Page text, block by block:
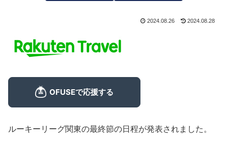
2024.08.26 2024.08.28
ルーキーリーグ関東の最終節の日程が発表されました。